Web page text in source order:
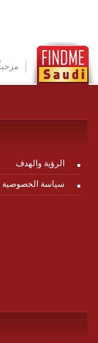
الرؤية والهدف
سياسة الخصوصية